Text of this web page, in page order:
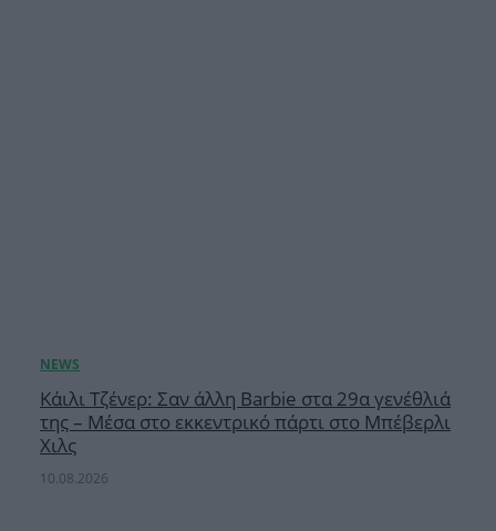
Κάιλι Τζένερ: Σαν άλλη Barbie στα 29α γενέθλιά
της – Μέσα στο εκκεντρικό πάρτι στο Μπέβερλι
Χιλς
10.08.2026